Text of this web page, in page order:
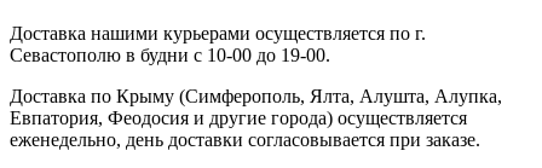
Доставка нашими курьерами осуществляется по г.
Севастополю в будни с 10-00 до 19-00.
Доставка по Крыму (Симферополь, Ялта, Алушта, Алупка,
Евпатория, Феодосия и другие города) осуществляется
еженедельно, день доставки согласовывается при заказе.